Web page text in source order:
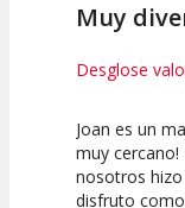
Muy
Desglose
10
Calidad del
Espectáculo
Joan es un
muy
nosotros
disfruto